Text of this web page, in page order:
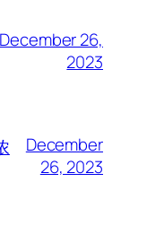
December 26,
2023
December
26, 2023